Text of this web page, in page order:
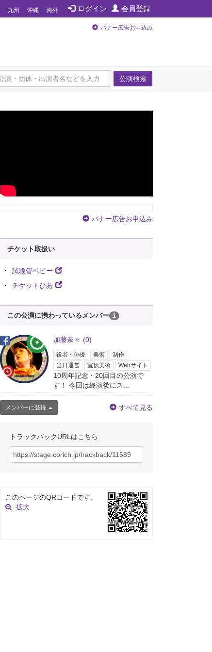
ログイン 会員登録
九州 沖縄 海外
バナー広告お申込み
公演検索
バナー広告お申込み
チケット取扱い
試験管ベビー
チケットぴあ
この公演に携わっているメンバー 1
加藤奈々 (0)
役者・俳優 美術
制作
当日運営
宣伝美術 Webサイト
10周年記念・20回目の公演で
す！ 今回は終演後にス...
メンバーに登録 すべて見る
トラックバックURLはこちら
このページのQRコードです。
拡大